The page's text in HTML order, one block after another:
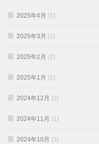
2025年4月 (1)
2025年3月 (2)
2025年2月 (2)
2025年1月 (1)
2024年12月 (2)
2024年11月 (1)
2024年10月 (2)